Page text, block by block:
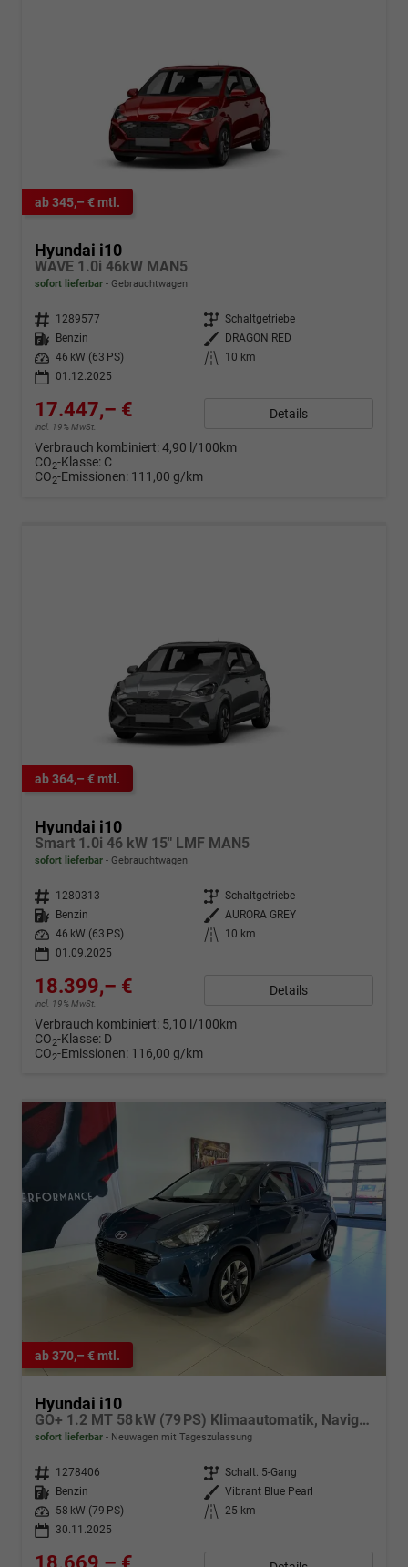
ab 345,– € mtl.
Hyundai i10
WAVE 1.0i 46kW MAN5
sofort lieferbar Gebrauchtwagen
Fahrzeugnr. 1289577 Getriebe Schaltgetriebe
Kraftstoff
Benzin Außenfarbe
DRAGON RED
Leistung
46 kW (63 PS) Kilometerstand
10 km
01.12.2025
17.447,– €
incl. 19% MwSt.
Details
Verbrauch kombiniert:4,90 l/100km
CO2-Klasse: C
CO2-Emissionen: 111,00 g/km
ab 364,– € mtl.
Hyundai i10
Smart 1.0i 46 kW 15" LMF MAN5
sofort lieferbar Gebrauchtwagen
Fahrzeugnr. 1280313 Getriebe Schaltgetriebe
Kraftstoff
Benzin Außenfarbe AURORA GREY
Leistung
46 kW (63 PS) Kilometerstand
10 km
01.09.2025
18.399,– €
incl. 19% MwSt.
Details
Verbrauch kombiniert: 5,10 l/100km
CO2-Klasse: D
CO2-Emissionen: 116,00 g/km
ab 370,– € mtl.
Hyundai i10
GO+ 1.2 MT 58 kW (79 PS) Klimaautomatik, Navigationssystem, Apple CarPlay & Android Auto, Sitzheizung, Lenkradheizung, Einparkhilfe hinten, Rückfahrkamera, Privacy Glass, 15" Leichtmetallfelgen, uvm.
sofort lieferbar Neuwagen mit Tageszulassung
Fahrzeugnr. 1278406 Getriebe Schalt. 5-Gang
Kraftstoff
Benzin Außenfarbe Vibrant Blue Pearl
Leistung
58 kW (79 PS) Kilometerstand
25 km
30.11.2025